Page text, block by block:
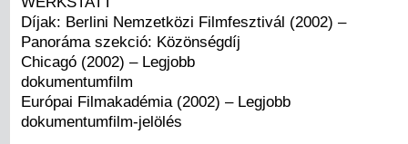
Díjak: Berlini Nemzetközi Filmfesztivál (2002) –
Panoráma szekció: Közönségdíj
Chicagó (2002) – Legjobb
dokumentumfilm
Európai Filmakadémia (2002) – Legjobb
dokumentumfilm-jelölés